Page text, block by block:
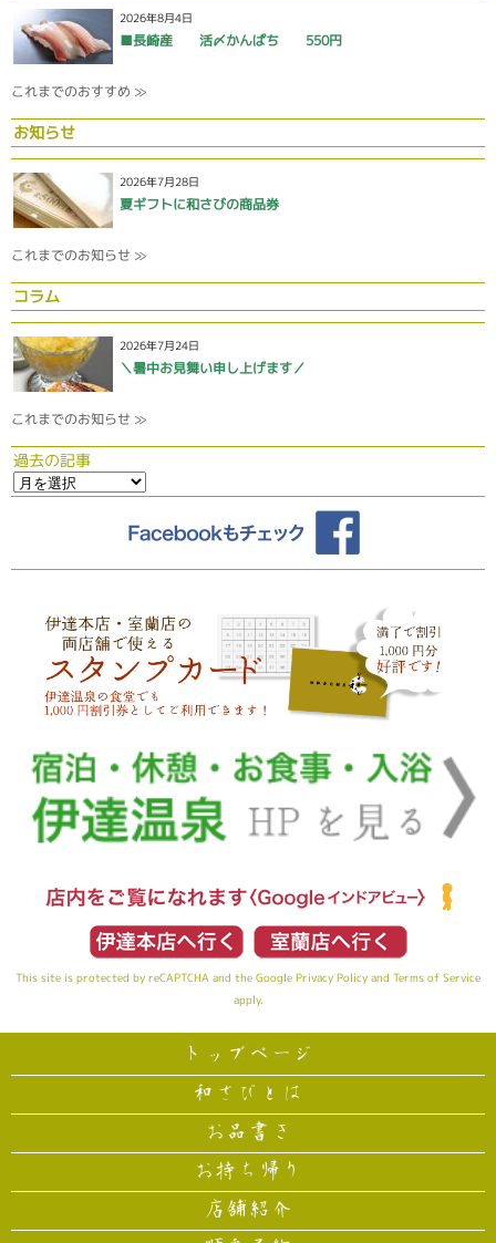
2026年8月4日
■長崎産 活〆かんぱち 550円
これまでのおすすめ ≫
お知らせ
2026年7月28日
夏ギフトに和さびの商品券
これまでのお知らせ ≫
コラム
2026年7月24日
＼暑中お見舞い申し上げます／
これまでのお知らせ ≫
過去の記事
This site is protected by reCAPTCHA and the Google Privacy Policy and Terms of Service
apply.
トップページ
和さびとは
お品書き
お持ち帰り
店舗紹介